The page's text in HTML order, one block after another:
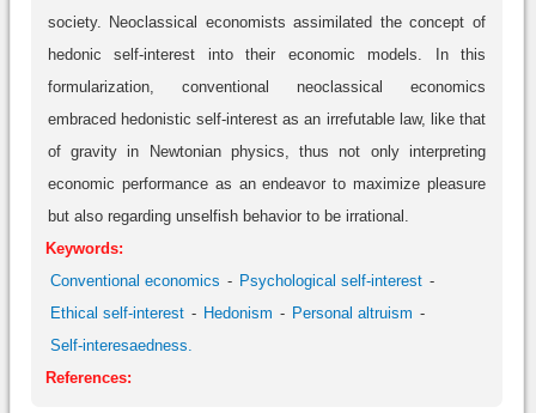
society. Neoclassical economists assimilated the concept of
hedonic self-interest into their economic models. In this
formularization, conventional neoclassical economics
embraced hedonistic self-interest as an irrefutable law, like that
of gravity in Newtonian physics, thus not only interpreting
economic performance as an endeavor to maximize pleasure
but also regarding unselfish behavior to be irrational.
Keywords:
Conventional economics
Psychological self-interest
Ethical self-interest
Hedonism
Personal altruism
Self-interesaedness.
References: